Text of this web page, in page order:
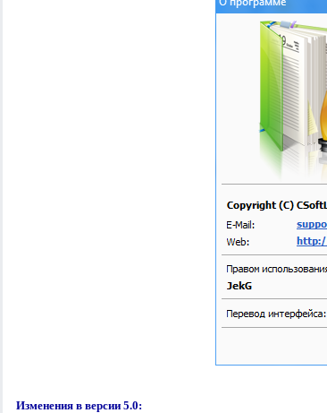
Изменения в версии 5.0: